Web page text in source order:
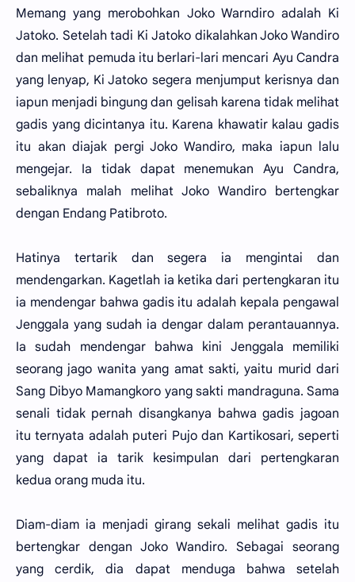
Memang yang merobohkan Joko Warndiro adalah Ki
Jatoko. Setelah tadi Ki Jatoko dikalahkan Joko Wandiro
dan melihat pemuda itu berlari-lari mencari Ayu Candra
yang lenyap, Ki Jatoko segera menjumput kerisnya dan
iapun menjadi bingung dan gelisah karena tidak melihat
gadis yang dicintanya itu. Karena khawatir kalau gadis
itu akan diajak pergi Joko Wandiro, maka iapun lalu
mengejar. Ia tidak dapat menemukan Ayu Candra,
sebaliknya malah melihat Joko Wandiro bertengkar
dengan Endang Patibroto.
Hatinya tertarik dan segera ia mengintai dan
mendengarkan. Kagetlah ia ketika dari pertengkaran itu
ia mendengar bahwa gadis itu adalah kepala pengawal
Jenggala yang sudah ia dengar dalam perantauannya.
Ia sudah mendengar bahwa kini Jenggala memiliki
seorang jago wanita yang amat sakti, yaitu murid dari
Sang Dibyo Mamangkoro yang sakti mandraguna. Sama
senali tidak pernah disangkanya bahwa gadis jagoan
itu ternyata adalah puteri Pujo dan Kartikosari, seperti
yang dapat ia tarik kesimpulan dari pertengkaran
kedua orang muda itu.
Diam-diam ia menjadi girang sekali melihat gadis itu
bertengkar dengan Joko Wandiro. Sebagai seorang
yang cerdik, dia dapat menduga bahwa setelah